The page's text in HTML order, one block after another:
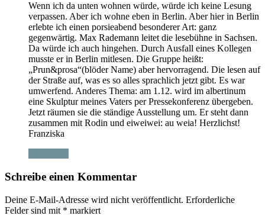
Wenn ich da unten wohnen würde, würde ich keine Lesung
verpassen. Aber ich wohne eben in Berlin. Aber hier in Berlin
erlebte ich einen porsieabend besonderer Art: ganz
gegenwärtig. Max Rademann leitet die lesebühne in Sachsen.
Da würde ich auch hingehen. Durch Ausfall eines Kollegen
musste er in Berlin mitlesen. Die Gruppe heißt:
„Prun&prosa“(blöder Name) aber hervorragend. Die lesen auf
der Straße auf, was es so alles sprachlich jetzt gibt. Es war
umwerfend. Anderes Thema: am 1.12. wird im albertinum
eine Skulptur meines Vaters per Pressekonferenz übergeben.
Jetzt räumen sie die ständige Ausstellung um. Er steht dann
zusammen mit Rodin und eiweiwei: au weia! Herzlichst!
Franziska
Schreibe einen Kommentar
Deine E-Mail-Adresse wird nicht veröffentlicht. Erforderliche
Felder sind mit * markiert